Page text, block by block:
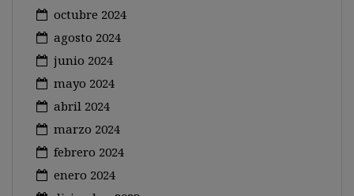
octubre 2024
agosto 2024
junio 2024
mayo 2024
abril 2024
marzo 2024
febrero 2024
enero 2024